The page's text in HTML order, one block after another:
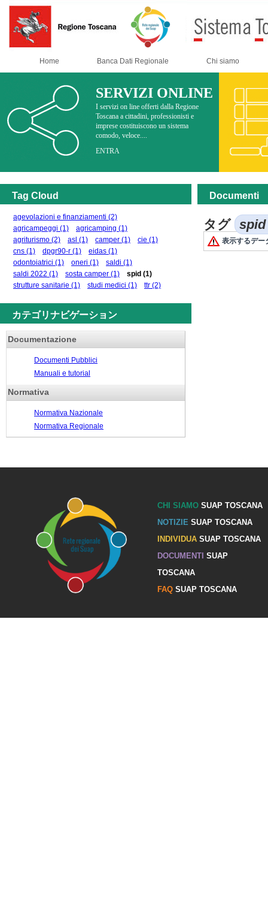
Home Banca Dati Regionale Chi siamo
SERVIZI ONLINE
I servizi on line offerti dalla Regione
Toscana a cittadini, professionisti e
imprese costituiscono un sistema
comodo, veloce....
ENTRA
Tag Cloud
agevolazioni e finanziamenti (2)
agricampeggi (1) agricamping (1)
agriturismo (2) asl (1) camper (1) cie (1)
cns (1) dpgr90-r (1) eidas (1)
odontoiatrici (1) oneri (1) saldi (1)
saldi 2022 (1) sosta camper (1) spid (1)
strutture sanitarie (1) studi medici (1) ttr (2)
カテゴリナビゲーション
Documentazione
Documenti Pubblici
Manuali e tutorial
Normativa
Normativa Nazionale
Normativa Regionale
Documenti
タグ
表示するデー
CHI SIAMOSUAP TOSCANA
NOTIZIE SUAP TOSCANA
INDIVIDUASUAP TOSCANA
DOCUMENTI SUAP
TOSCANA
FAQSUAP TOSCANA